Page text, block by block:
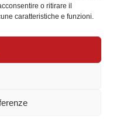
o ritirare il
caratteristiche e funzioni.
personali